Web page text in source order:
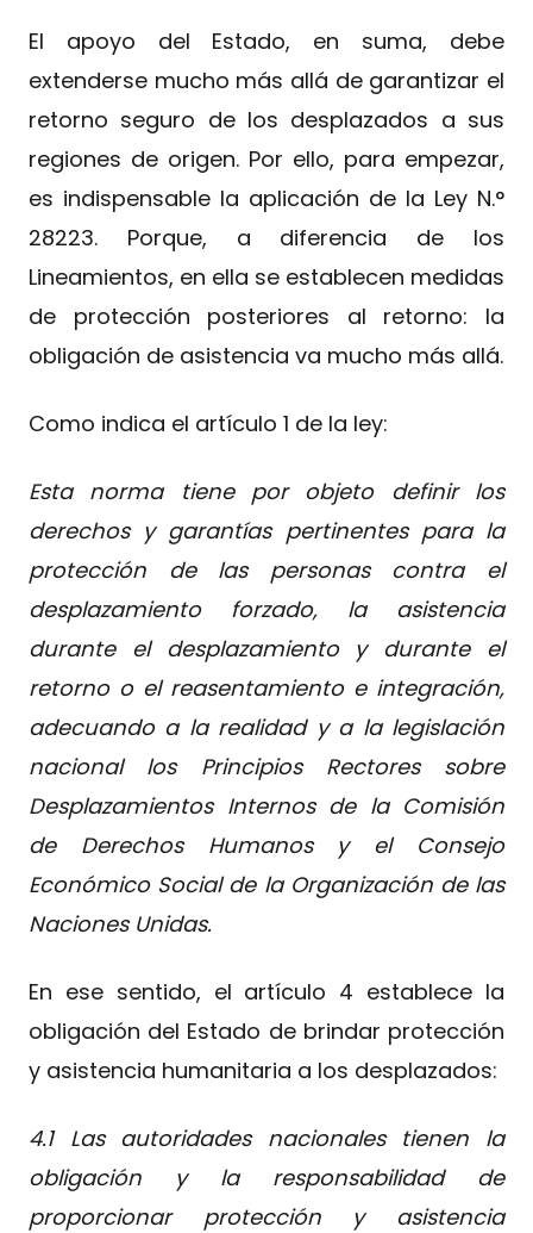
El apoyo del Estado, en suma, debe
extenderse mucho más allá de garantizar el
retorno seguro de los desplazados a sus
regiones de origen. Por ello, para empezar,
es indispensable la aplicación de la Ley N.°
28223. Porque, a diferencia de los
Lineamientos, en ella se establecen medidas
de protección posteriores al retorno: la
obligación de asistencia va mucho más allá.
Como indica el artículo 1 de la ley:
Esta norma tiene por objeto definir los
derechos y garantías pertinentes para la
protección de las personas contra el
desplazamiento forzado, la asistencia
durante el desplazamiento y durante el
retorno o el reasentamiento e integración,
adecuando a la realidad y a la legislación
nacional los Principios Rectores sobre
Desplazamientos Internos de la Comisión
de Derechos Humanos y el Consejo
Económico Social de la Organización de las
Naciones Unidas.
En ese sentido, el artículo 4 establece la
obligación del Estado de brindar protección
y asistencia humanitaria a los desplazados:
4.1 Las autoridades nacionales tienen la
obligación y la responsabilidad de
proporcionar protección y asistencia